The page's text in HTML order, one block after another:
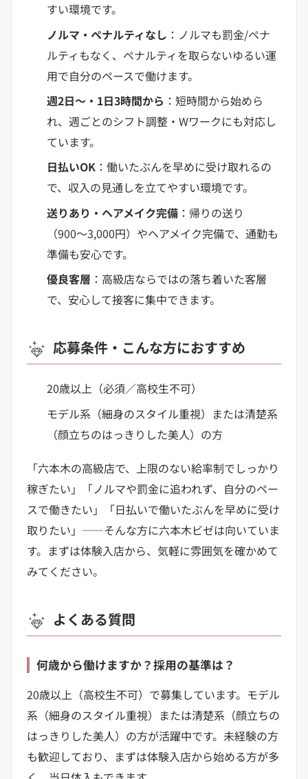
すい環境です。
ノルマ・ペナルティなし ：ノルマも罰金/ペナ
ルティもなく、ペナルティを取らないゆるい運
用で自分のペースで働けます。
週2日〜・1日3時間から ：短時間から始めら
れ、週ごとのシフト調整・Wワークにも対応し
ています。
日払いOK ：働いたぶんを早めに受け取れるの
で、収入の見通しを立てやすい環境です。
送りあり・ヘアメイク完備 ：帰りの送り
（900〜3,000円）やヘアメイク完備で、通勤も
準備も安心です。
優良客層 ：高級店ならではの落ち着いた客層
で、安心して接客に集中できます。
応募条件・こんな方におすすめ
20歳以上（必須／高校生不可）
モデル系（細身のスタイル重視）または清楚系
（顔立ちのはっきりした美人）の方
「六本木の高級店で、上限のない給率制でしっかり
稼ぎたい」「ノルマや罰金に追われず、自分のペー
スで働きたい」「日払いで働いたぶんを早めに受け
取りたい」——そんな方に六本木ビゼは向いていま
す。まずは体験入店から、気軽に雰囲気を確かめて
みてください。
よくある質問
何歳から働けますか？採用の基準は？
20歳以上（高校生不可）で募集しています。モデル
系（細身のスタイル重視）または清楚系（顔立ちの
はっきりした美人）の方が活躍中です。未経験の方
も歓迎しており、まずは体験入店から始める方が多